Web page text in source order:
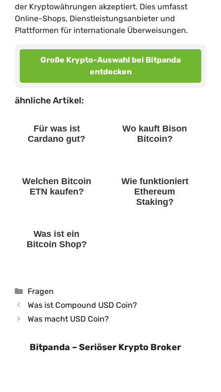
der Kryptowährungen akzeptiert. Dies umfasst
Online-Shops, Dienstleistungsanbieter und
Plattformen für internationale Überweisungen.
Große Krypto-Auswahl bei Bitpanda
entdecken
ähnliche Artikel:
Für was ist
Cardano gut?
Wo kauft Bison
Bitcoin?
Welchen Bitcoin
ETN kaufen?
Wie funktioniert
Ethereum
Staking?
Was ist ein
Bitcoin Shop?
Kategorien
Fragen
Was ist Compound USD Coin?
Was macht USD Coin?
Bitpanda – Seriöser Krypto Broker